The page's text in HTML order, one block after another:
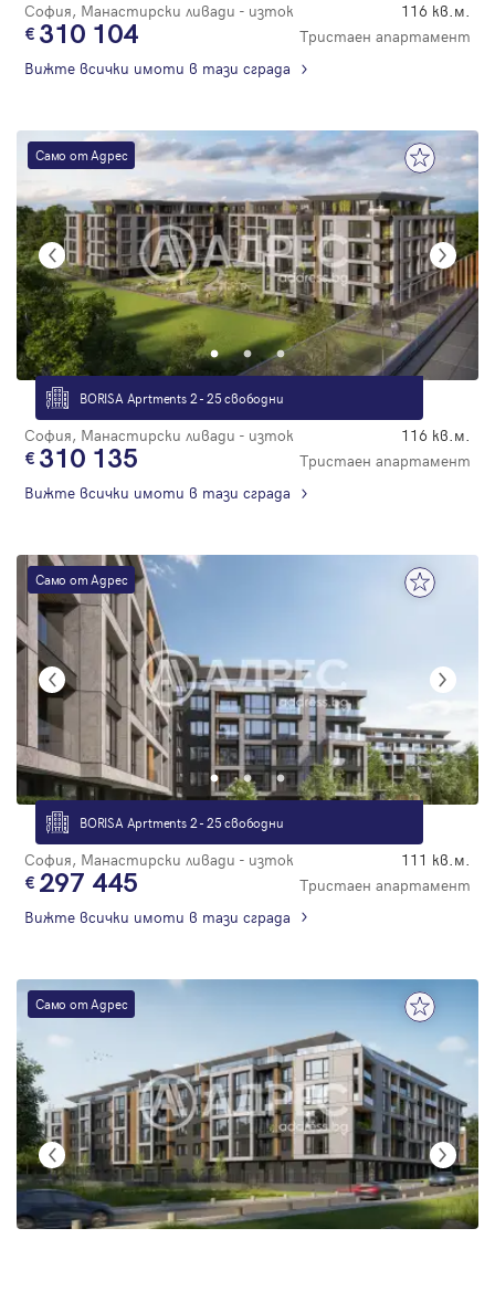
София, Манастирски ливади - изток 116 кв.м.
310 104
Тристаен апартамент
Вижте всички имоти в тази сграда
Само от Адрес
BORISA Aprtments 2 - 25 свободни
София, Манастирски ливади - изток 116 кв.м.
310 135
Тристаен апартамент
Вижте всички имоти в тази сграда
Само от Адрес
BORISA Aprtments 2 - 25 свободни
София, Манастирски ливади - изток 111 кв.м.
297 445
Тристаен апартамент
Вижте всички имоти в тази сграда
Само от Адрес